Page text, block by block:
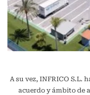
A su vez, INFRICO S.L.
acuerdo y ámbito de